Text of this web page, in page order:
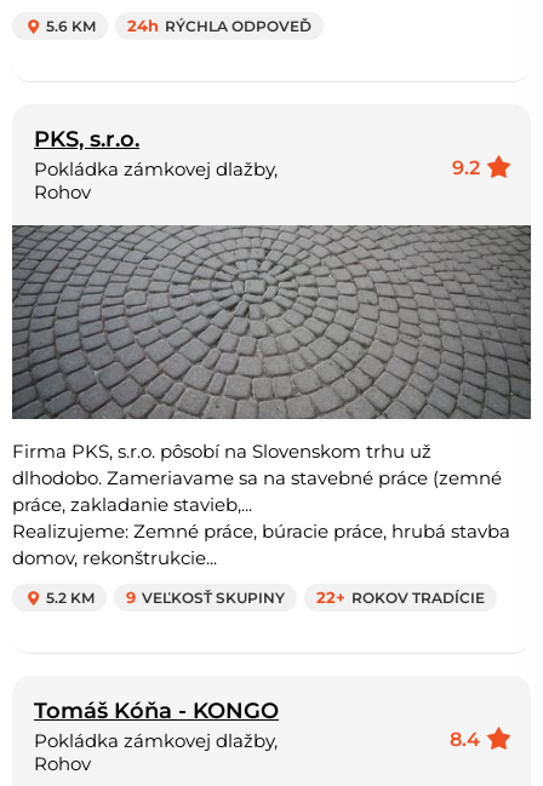
5.6 KM 24h RÝCHLA ODPOVEĎ
PKS, s.r.o.
9.2
Pokládka zámkovej dlažby,
Rohov
Firma PKS, s.r.o. pôsobí na Slovenskom trhu už
dlhodobo. Zameriavame sa na stavebné práce (zemné
práce, zakladanie stavieb,...
Realizujeme: Zemné práce, búracie práce, hrubá stavba
domov, rekonštrukcie...
5.2 KM 9 VEĽKOSŤ SKUPINY 22+ ROKOV TRADÍCIE
Tomáš Kóňa - KONGO
8.4
Pokládka zámkovej dlažby,
Rohov